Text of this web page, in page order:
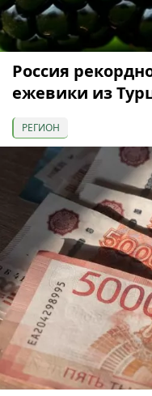
Россия
ежевики из
РЕГИОН